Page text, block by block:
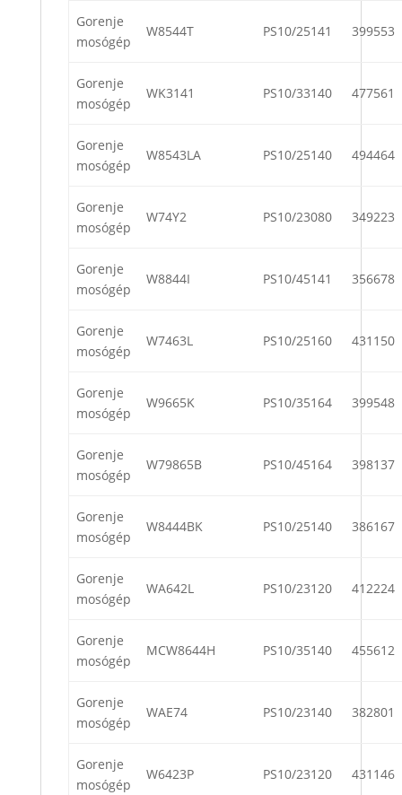
Gorenje
mosógép
W8544T PS10/25141 399553
Gorenje
mosógép
WK3141 PS10/33140 477561
Gorenje
mosógép
W8543LA PS10/25140 494464
Gorenje
mosógép
W74Y2 PS10/23080 349223
Gorenje
mosógép
W8844I PS10/45141 356678
Gorenje
mosógép
W7463L PS10/25160 431150
Gorenje
mosógép
W9665K PS10/35164 399548
Gorenje
mosógép
W79865B PS10/45164 398137
Gorenje
mosógép
W8444BK PS10/25140 386167
Gorenje
mosógép
WA642L PS10/23120 412224
Gorenje
mosógép
MCW8644H PS10/35140 455612
Gorenje
mosógép
WAE74 PS10/23140 382801
Gorenje
mosógép
W6423P PS10/23120 431146